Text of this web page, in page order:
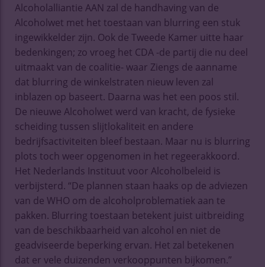
Alcoholalliantie AAN zal de handhaving van de
Alcoholwet met het toestaan van blurring een stuk
ingewikkelder zijn. Ook de Tweede Kamer uitte haar
bedenkingen; zo vroeg het CDA -de partij die nu deel
uitmaakt van de coalitie- waar Ziengs de aanname
dat blurring de winkelstraten nieuw leven zal
inblazen op baseert. Daarna was het een poos stil.
De nieuwe Alcoholwet werd van kracht, de fysieke
scheiding tussen slijtlokaliteit en andere
bedrijfsactiviteiten bleef bestaan. Maar nu is blurring
plots toch weer opgenomen in het regeerakkoord.
Het Nederlands Instituut voor Alcoholbeleid is
verbijsterd. “De plannen staan haaks op de adviezen
van de WHO om de alcoholproblematiek aan te
pakken. Blurring toestaan betekent juist uitbreiding
van de beschikbaarheid van alcohol en niet de
geadviseerde beperking ervan. Het zal betekenen
dat er vele duizenden verkooppunten bijkomen.”